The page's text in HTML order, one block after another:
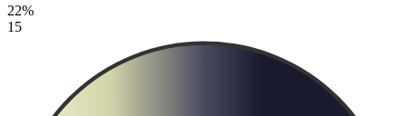
22%
15